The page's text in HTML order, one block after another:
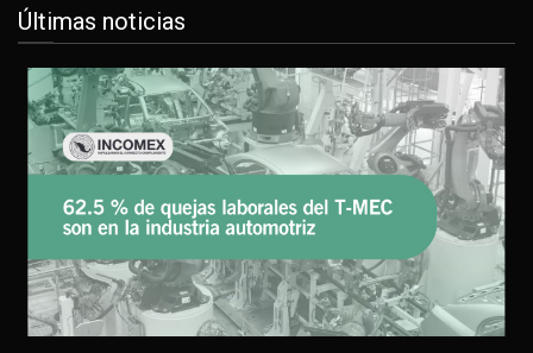
Últimas noticias